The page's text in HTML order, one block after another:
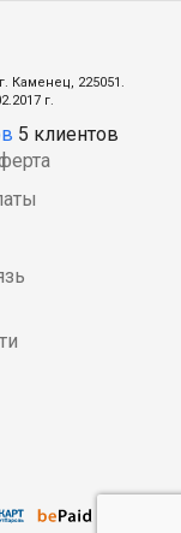
Каменец, 225051.
г.
5 клиентов